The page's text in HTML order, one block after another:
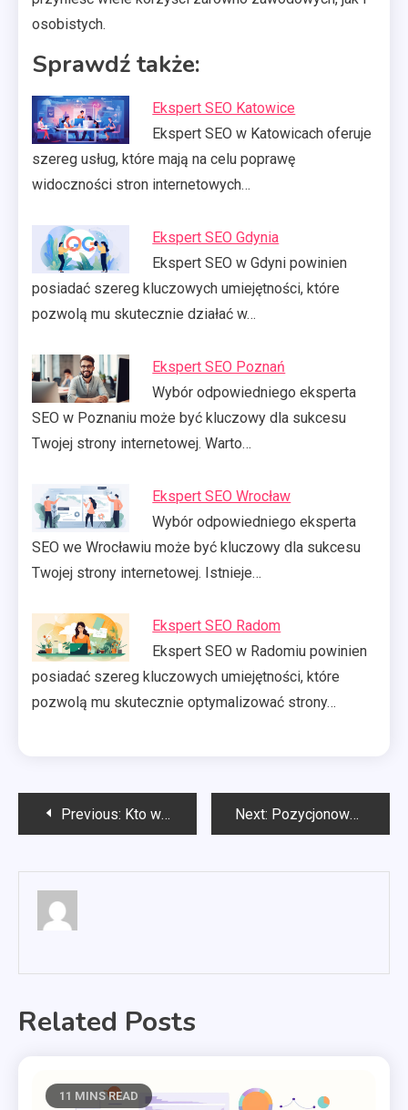
osobistych.
Sprawdź także:
Ekspert SEO Katowice
Ekspert SEO w Katowicach oferuje
szereg usług, które mają na celu poprawę
widoczności stron internetowych…
Ekspert SEO Gdynia
Ekspert SEO w Gdyni powinien
posiadać szereg kluczowych umiejętności, które
pozwolą mu skutecznie działać w…
Ekspert SEO Poznań
Wybór odpowiedniego eksperta
SEO w Poznaniu może być kluczowy dla sukcesu
Twojej strony internetowej. Warto…
Ekspert SEO Wrocław
Wybór odpowiedniego eksperta
SEO we Wrocławiu może być kluczowy dla sukcesu
Twojej strony internetowej. Istnieje…
Ekspert SEO Radom
Ekspert SEO w Radomiu powinien
posiadać szereg kluczowych umiejętności, które
pozwolą mu skutecznie optymalizować strony…
Nawigacja
Previous: Kto wstawia okna? Next: Pozycjonowanie Kalisz
Related Posts
11 MINS READ